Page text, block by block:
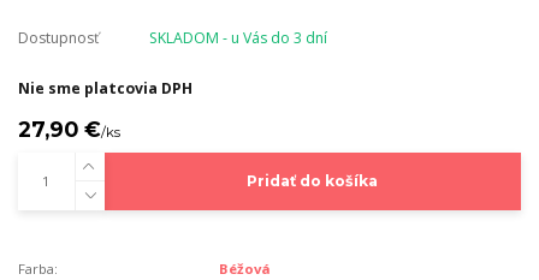
Dostupnosť SKLADOM - u Vás do 3 dní
Nie sme platcovia DPH
27,90 €/ks
Pridať do košíka
Farba:
Béžová